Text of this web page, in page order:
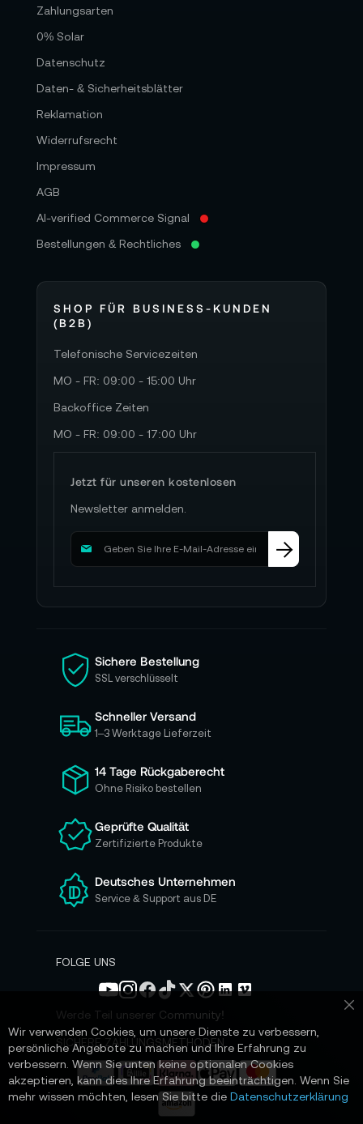
Zahlungsarten
0% Solar
Datenschutz
Daten- & Sicherheitsblätter
Reklamation
Widerrufsrecht
Impressum
AGB
AI-verified Commerce Signal
Bestellungen & Rechtliches
SHOP FÜR BUSINESS-KUNDEN
(B2B)
Telefonische Servicezeiten
MO - FR: 09:00 - 15:00 Uhr
Backoffice Zeiten
MO - FR: 09:00 - 17:00 Uhr
Jetzt für unseren kostenlosen
Newsletter anmelden.
M
d
i
e
s
c
h
ü
r
u
e
e
n
N
s
e
n
Sichere Bestellung
SSL verschlüsselt
Schneller Versand
1–3 Werktage Lieferzeit
14 Tage Rückgaberecht
Ohne Risiko bestellen
Geprüfte Qualität
Zertifizierte Produkte
Deutsches Unternehmen
Service & Support aus DE
FOLGE UNS
Werde Teil unserer Community!
SICHERE ZAHLUNGSMETHODEN
Wir verwenden Cookies, um unsere Dienste zu verbessern,
persönliche Angebote zu machen und Ihre Erfahrung zu
verbessern. Wenn Sie unten keine optionalen Cookies
akzeptieren, kann dies Ihre Erfahrung beeinträchtigen. Wenn Sie
mehr wissen möchten, lesen Sie bitte die Datenschutzerklärung